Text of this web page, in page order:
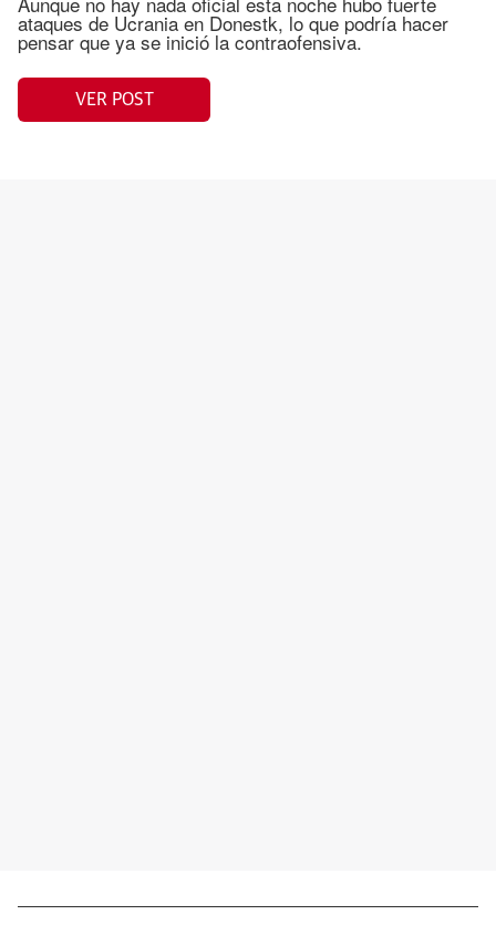
ataques de Ucrania en Donestk, lo que podría hacer
pensar que ya se inició la contraofensiva.
VER POST